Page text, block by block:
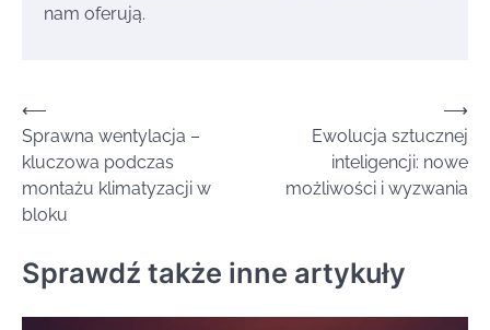
nam oferują.
Nawigacja
wpisu
⟵
Sprawna wentylacja –
kluczowa podczas
montażu klimatyzacji w
bloku
Ewolucja sztucznej
inteligencji: nowe
możliwości i wyzwania
⟶
Sprawdź także inne artykuły